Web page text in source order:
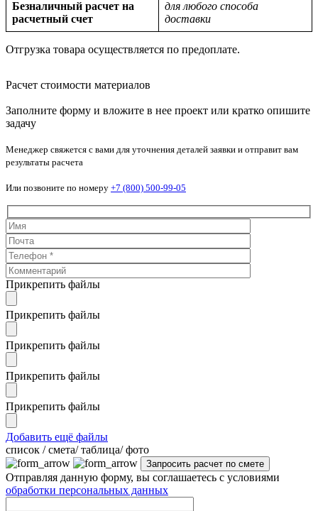
Безналичный расчет на
расчетный счет
для любого способа
доставки
Отгрузка товара осуществляется по предоплате.
Расчет стоимости материалов
Заполните форму и вложите в нее проект или кратко опишите
задачу
Менеджер свяжется с вами для уточнения деталей заявки и отправит вам
результаты расчета
Или позвоните по номеру +7 (800) 500-99-05
Прикрепить файлы
Прикрепить файлы
Прикрепить файлы
Прикрепить файлы
Прикрепить файлы
Добавить ещё файлы
cписок / смета/ таблица/ фото
Отправляя данную форму, вы соглашаетесь с условиями
обработки персональных данных